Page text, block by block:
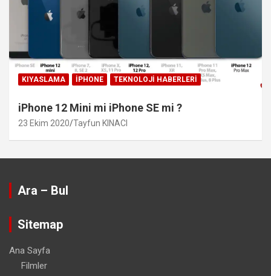
KIYASLAMA IPHONE TEKNOLOJI HABERLERI
iPhone 12 Mini mi iPhone SE mi ?
23 Ekim 2020 Tayfun KINACI
Ara – Bul
Sitemap
Ana Sayfa
Filmler